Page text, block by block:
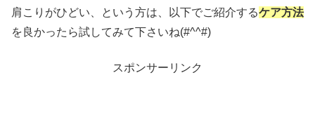
肩こりがひどい、という方は、以下でご紹介するケア方法
を良かったら試してみて下さいね(#^^#)
スポンサーリンク